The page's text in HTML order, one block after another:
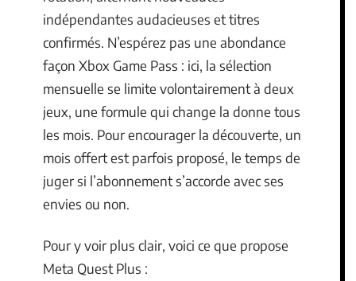
indépendantes audacieuses et titres
confirmés. N’espérez pas une abondance
façon Xbox Game Pass : ici, la sélection
mensuelle se limite volontairement à deux
jeux, une formule qui change la donne tous
les mois. Pour encourager la découverte, un
mois offert est parfois proposé, le temps de
juger si l’abonnement s’accorde avec ses
envies ou non.
Pour y voir plus clair, voici ce que propose
Meta Quest Plus :